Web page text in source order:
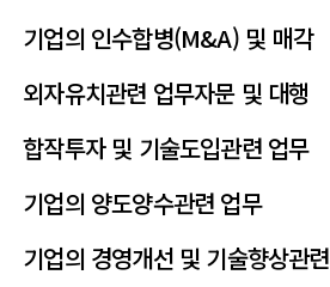
기업의 인수합병(M&A) 및 매각
외자유치관련 업무자문 및 대행
합작투자 및 기술도입관련 업무
기업의 양도양수관련 업무
기업의 경영개선 및 기술향상관